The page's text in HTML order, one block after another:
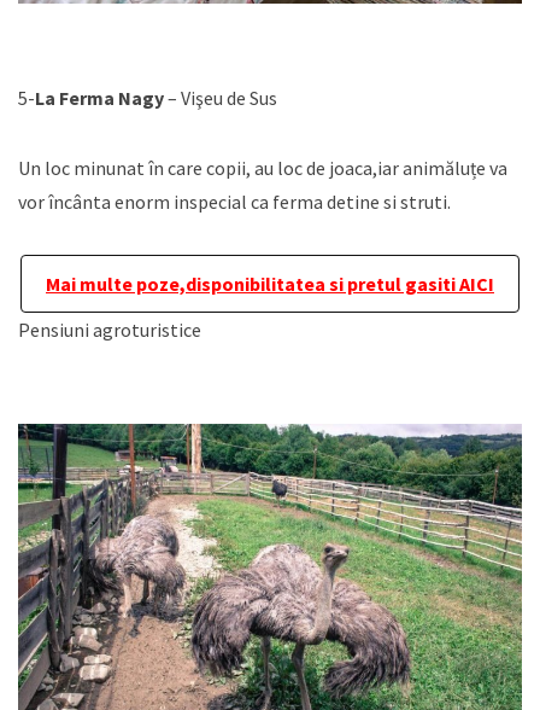
5-La Ferma Nagy– Vişeu de Sus
Un loc minunat în care copii, au loc de joaca,iar animăluțe va
vor încânta enorm inspecial ca ferma detine si struti.
Mai multe poze,disponibilitatea si pretul gasiti AICI
Pensiuni agroturistice